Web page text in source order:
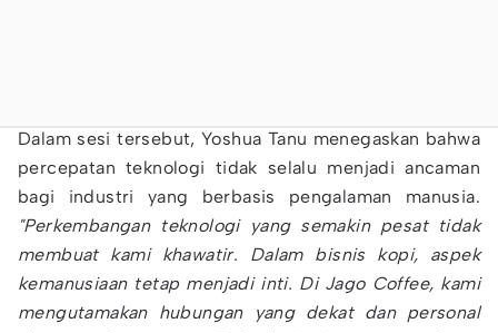
Dalam sesi tersebut, Yoshua Tanu menegaskan bahwa
percepatan teknologi tidak selalu menjadi ancaman
bagi industri yang berbasis pengalaman manusia.
"Perkembangan teknologi yang semakin pesat tidak
membuat kami khawatir. Dalam bisnis kopi, aspek
kemanusiaan tetap menjadi inti. Di Jago Coffee, kami
mengutamakan hubungan yang dekat dan personal